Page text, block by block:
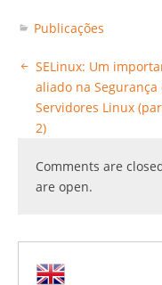
Publicações
SELinux: Um
aliado na Segurança
Servidores Linux
2)
Comments are
are open.